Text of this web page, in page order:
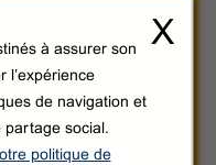
X
à assurer son
l’expérience
de navigation et
partage social.
politique de